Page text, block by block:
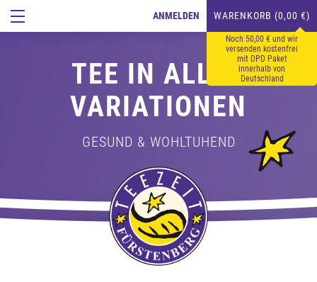
ANMELDEN WARENKORB (0,00 €)
Noch 50,00 € und wir
versenden kostenfrei
mit DPD Paket
innerhalb von
Deutschland
TEE IN ALLEN
VARIATIONEN
GESUND & WOHLTUHEND